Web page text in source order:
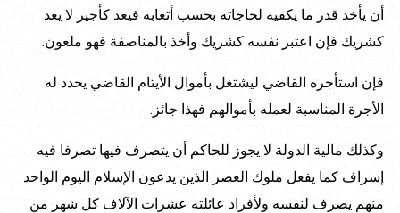
أن يأخذ قدر ما يكفيه لحاجاته بحسب أتعابه فيعد كأجير لا يعد
كشريك فإن اعتبر نفسه كشريك وأخذ بالمناصفة فهو ملعون.
فإن استأجره القاضي ليشتغل بأموال الأيتام القاضي يحدد له
الأجرة المناسبة لعمله بأموالهم فهذا جائز.
وكذلك مالية الدولة لا يجوز للحاكم أن يتصرف فيها تصرفا فيه
إسراف كما يفعل ملوك العصر الذين يدعون الإسلام اليوم الواحد
منهم يصرف لنفسه ولأفراد عائلته عشرات الآلاف كل شهر من